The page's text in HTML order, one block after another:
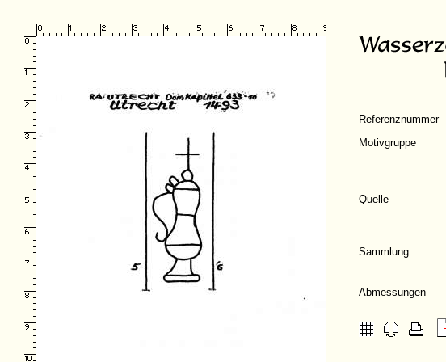
Referenznummer
Motivgruppe
Quelle
Sammlung
Abmessungen